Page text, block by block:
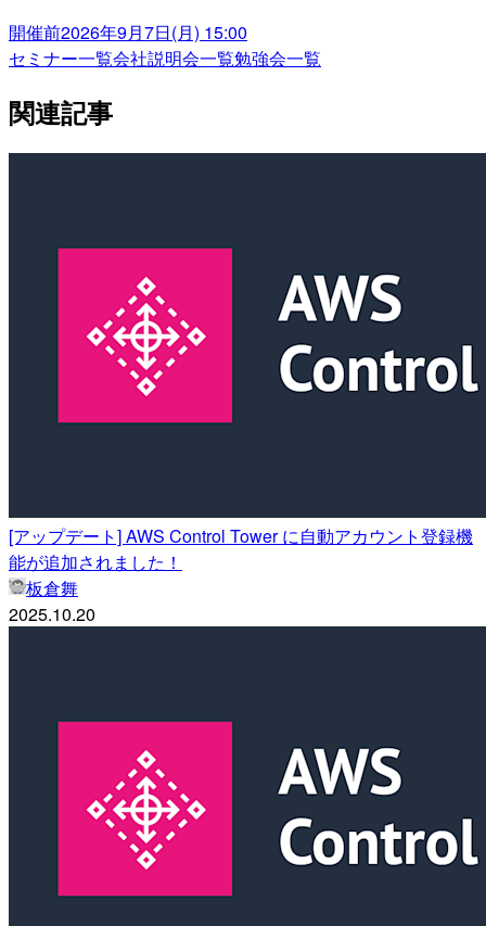
開催前2026年9月7日(月) 15:00
セミナー一覧会社説明会一覧勉強会一覧
関連記事
[アップデート] AWS Control Tower に自動アカウント登録機
能が追加されました！
板倉舞
2025.10.20